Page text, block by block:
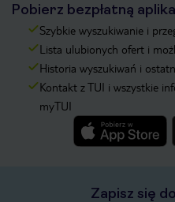
Pobierz bezpłatną
Szybkie wyszukiwanie i
Lista ulubionych ofert i
Historia wyszukiwań i
Kontakt z TUI i wszystkie
myTUI
Zapisz się